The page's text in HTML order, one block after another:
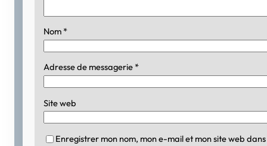
Nom *
Adresse de messagerie *
Site web
Enregistrer mon nom, mon e-mail et mon site web